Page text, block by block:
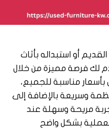
أو استبداله بأثاث
لك فرصة مميزة من خلال
مناسبة للجميع،
وسريعة بالإضافة إلى
مريحة وسهلة عند
بشكل واضح